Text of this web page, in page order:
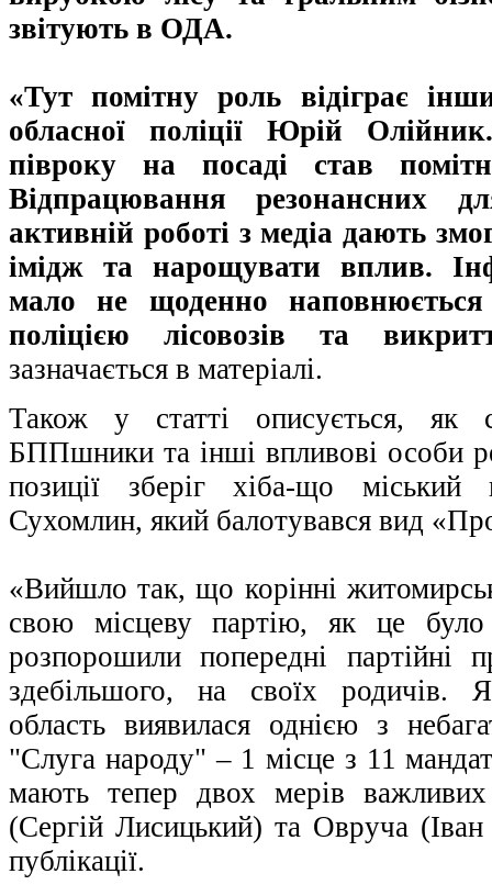
звітують в ОДА.
«Тут помітну роль відіграє
обласної поліції Юрій
півроку на посаді став
Відпрацювання резонансних
активній роботі з медіа дають
імідж та нарощувати вплив.
мало не щоденно
поліцією лісовозів та
зазначається в матеріалі.
Також у статті описується, як
БППшники та інші впливові особи
позиції зберіг хіба-що
Сухомлин, який балотувався вид
«Вийшло так, що корінні
свою місцеву партію, як це
розпорошили попередні партійні
здебільшого, на своїх родичів.
область виявилася однією з
"Слуга народу" – 1 місце з 11
мають тепер двох мерів
(Сергій Лисицький) та Овруча
публікації.